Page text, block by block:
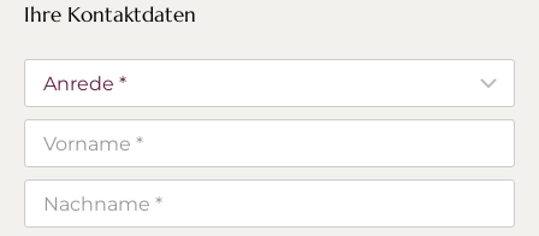
Ihre Kontaktdaten